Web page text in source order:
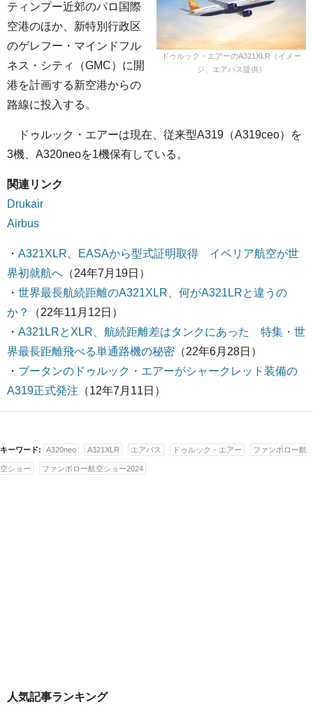
ドゥルック・エアーのA321XLR（イメー
ジ、エアバス提供）
ティンプー近郊のパロ国際
空港のほか、新特別行政区
のゲレフー・マインドフル
ネス・シティ（GMC）に開
港を計画する新空港からの
路線に投入する。
ドゥルック・エアーは現在、従来型A319（A319ceo）を
3機、A320neoを1機保有している。
関連リンク
Drukair
Airbus
・ A321XLR、EASAから型式証明取得 イベリア航空が世
界初就航へ （24年7月19日）
・ 世界最長航続距離のA321XLR、何がA321LRと違うの
か？
（22年11月12日）
・ A321LRとXLR、航続距離差はタンクにあった 特集・世
界最長距離飛べる単通路機の秘密 （22年6月28日）
・ ブータンのドゥルック・エアーがシャークレット装備の
A319正式発注 （12年7月11日）
キーワード: A320neo A321XLR エアバス ドゥルック・エアー ファンボロー航
空ショー ファンボロー航空ショー2024
人気記事ランキング